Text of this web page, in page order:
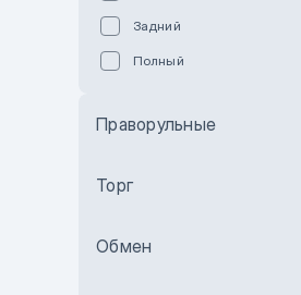
Бежевый
Задний
Полный
Праворульные
Торг
Обмен